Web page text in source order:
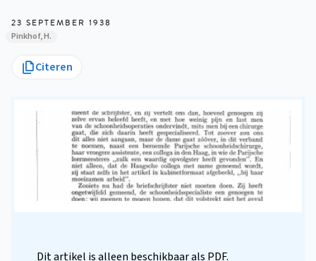
23 SEPTEMBER 1938
Pinkhof, H.
Citeren
Dit artikel is alleen beschikbaar als PDF.